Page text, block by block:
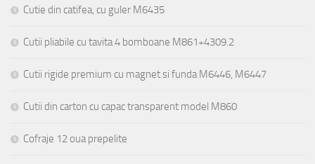
Cutie din catifea, cu guler M6435
Cutii pliabile cu tavita 4 bomboane M861+4309.2
Cutii rigide premium cu magnet si funda M6446, M6447
Cutii din carton cu capac transparent model M860
Cofraje 12 oua prepelite